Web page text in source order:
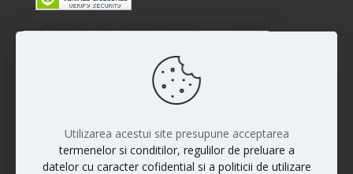
Rezultatele interventiilor pot diferi de la persoana la
proceduri sunt individuale. Fiecare pacient este unic si
rezultatele nu pot fi la fel pentru toti pacientii.
Utilizarea acestui site presupune acceptarea
termenelor si conditilor, regulilor de preluare a
datelor cu caracter cofidential si a politicii de utilizare
Buna ziua! Cum va putem ajuta?